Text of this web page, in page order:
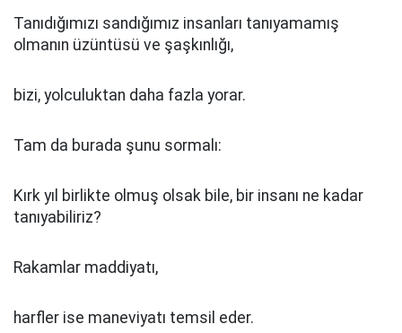
Tanıdığımızı sandığımız insanları tanıyamamış
olmanın üzüntüsü ve şaşkınlığı,
bizi, yolculuktan daha fazla yorar.
Tam da burada şunu sormalı:
Kırk yıl birlikte olmuş olsak bile, bir insanı ne kadar
tanıyabiliriz?
Rakamlar maddiyatı,
harfler ise maneviyatı temsil eder.